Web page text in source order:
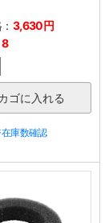
3,630円
8
庫数確認